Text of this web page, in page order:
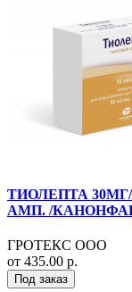
ТИОЛЕПТА
АМП. /
ГРОТЕКС ООО
от 435.00 р.
Под заказ